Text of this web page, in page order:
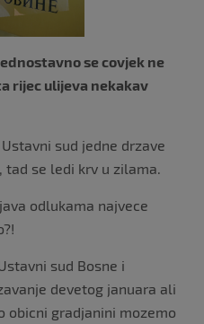
se covjek ne
rijec ulijeva nekakav
sud jedne drzave
se ledi krv u zilama.
odlukama najvece
sud Bosne i
devetog januara ali
obicni gradjanini mozemo